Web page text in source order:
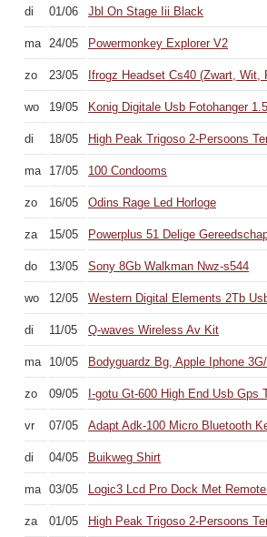
di 01/06 Jbl On Stage Iii Black
ma 24/05 Powermonkey Explorer V2
zo 23/05 Ifrogz Headset Cs40 (Zwart, Wit,
wo 19/05 Konig Digitale Usb Fotohanger
di 18/05 High Peak Trigoso 2-Persoons
ma 17/05 100 Condooms
zo 16/05 Odins Rage Led Horloge
za 15/05 Powerplus 51 Delige
do 13/05 Sony 8Gb Walkman Nwz-s544
wo 12/05 Western Digital Elements 2Tb
di 11/05 Q-waves Wireless Av Kit
ma 10/05 Bodyguardz Bg, Apple Iphone
zo 09/05 I-gotu Gt-600 High End Usb Gps
vr 07/05 Adapt Adk-100 Micro Bluetooth
di 04/05 Buikweg Shirt
ma 03/05 Logic3 Lcd Pro Dock Met
za 01/05 High Peak Trigoso 2-Persoons